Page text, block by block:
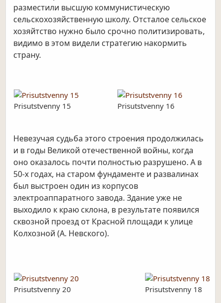
разместили высшую коммунистическую
сельскохозяйственную школу. Отсталое сельское
хозяйтство нужно было срочно политизировать,
видимо в этом видели стратегию накормить
страну.
Prisutstvenny 15 Prisutstvenny 16
Невезучая судьба этого строения продолжилась
и в годы Великой отечественной войны, когда
оно оказалось почти полностью разрушено. А в
50-х годах, на старом фундаменте и развалинах
был выстроен один из корпусов
электроаппаратного завода. Здание уже не
выходило к краю склона, в результате появился
сквозной проезд от Красной площади к улице
Колхозной (А. Невского).
Prisutstvenny 20 Prisutstvenny 18